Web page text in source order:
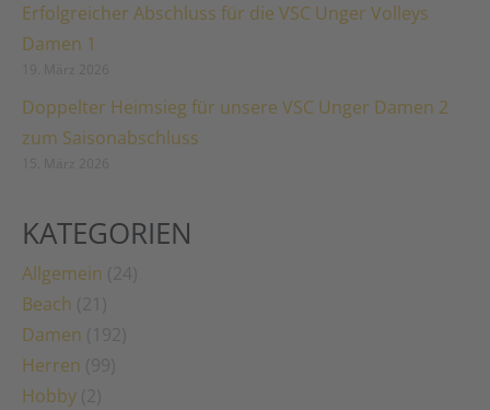
Erfolgreicher Abschluss für die VSC Unger Volleys
Damen 1
Doppelter Heimsieg für unsere VSC Unger Damen 2
zum Saisonabschluss
KATEGORIEN
Allgemein
Beach
Damen
Herren
Hobby